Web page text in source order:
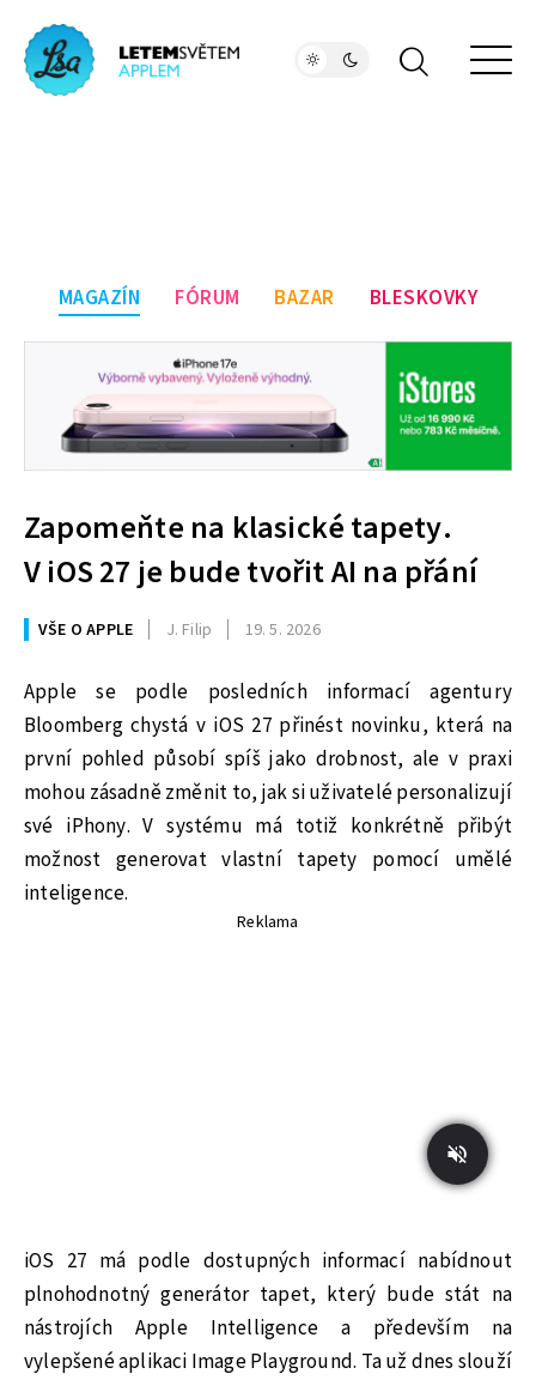
MAGAZÍN FÓRUM BAZAR BLESKOVKY
Zapomeňte na klasické tapety.
V iOS 27 je bude tvořit AI na přání
VŠE O APPLE J. Filip 19. 5. 2026
Apple se podle posledních informací agentury
Bloomberg chystá v iOS 27 přinést novinku, která na
první pohled působí spíš jako drobnost, ale v praxi
mohou zásadně změnit to, jak si uživatelé personalizují
své iPhony. V systému má totiž konkrétně přibýt
možnost generovat vlastní tapety pomocí umělé
inteligence.
Reklama
iOS 27 má podle dostupných informací nabídnout
plnohodnotný generátor tapet, který bude stát na
nástrojích Apple Intelligence a především na
vylepšené aplikaci Image Playground. Ta už dnes slouží